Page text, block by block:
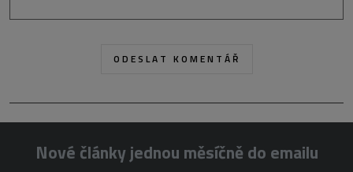
Nové články jednou měsíčně do emailu